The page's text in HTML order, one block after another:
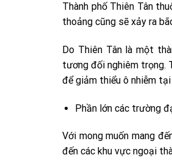
Thành phố Thiên Tân
thoảng cũng sẽ xảy ra
Do Thiên Tân là một
tương đối nghiêm trọng.
để giảm thiểu ô nhiễm tại
Phần lớn các trường
Với mong muốn mang
đến các khu vực ngoại